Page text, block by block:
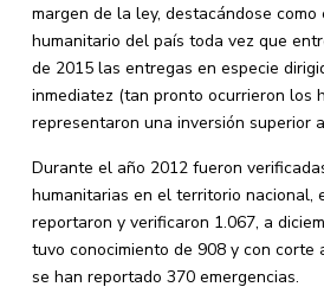
margen de la ley, destacándose
humanitario del país toda vez que
de 2015 las entregas en especie
inmediatez (tan pronto ocurrieron los
representaron una inversión superior
Durante el año 2012 fueron
humanitarias en el territorio nacional,
reportaron y verificaron 1.067, a
tuvo conocimiento de 908 y con corte
se han reportado 370 emergencias.